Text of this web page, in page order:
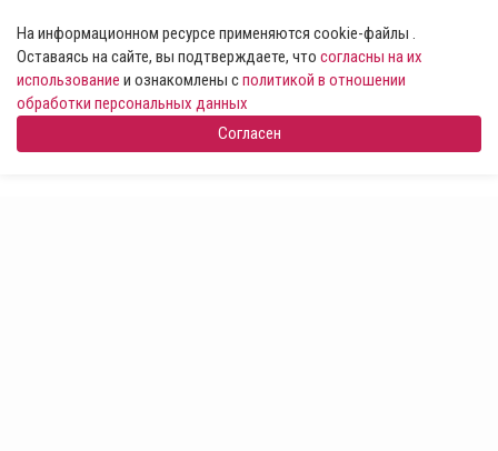
На информационном ресурсе применяются cookie-файлы .
Оставаясь на сайте, вы подтверждаете, что согласны на их
использование и ознакомлены сполитикой в отношении
обработки персональных данных
Согласен